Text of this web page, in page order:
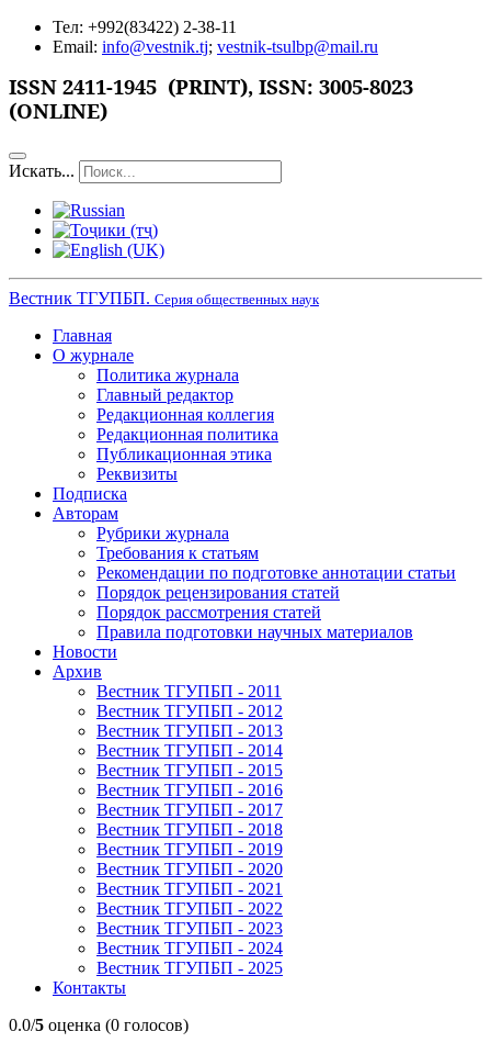
Тел: +992(83422) 2-38-11
Email: info@vestnik.tj; vestnik-tsulbp@mail.ru
ISSN 2411-1945 (PRINT), ISSN: 3005-8023
(ONLINE)
Искать...
Вестник ТГУПБП. Серия общественных наук
Главная
О журнале
Политика журнала
Главный редактор
Редакционная коллегия
Редакционная политика
Публикационная этика
Реквизиты
Подписка
Авторам
Рубрики журнала
Требования к статьям
Рекомендации по подготовке аннотации статьи
Порядок рецензирования статей
Порядок рассмотрения статей
Правила подготовки научных материалов
Новости
Архив
Вестник ТГУПБП - 2011
Вестник ТГУПБП - 2012
Вестник ТГУПБП - 2013
Вестник ТГУПБП - 2014
Вестник ТГУПБП - 2015
Вестник ТГУПБП - 2016
Вестник ТГУПБП - 2017
Вестник ТГУПБП - 2018
Вестник ТГУПБП - 2019
Вестник ТГУПБП - 2020
Вестник ТГУПБП - 2021
Вестник ТГУПБП - 2022
Вестник ТГУПБП - 2023
Вестник ТГУПБП - 2024
Вестник ТГУПБП - 2025
Контакты
0.0/5 оценка (0 голосов)